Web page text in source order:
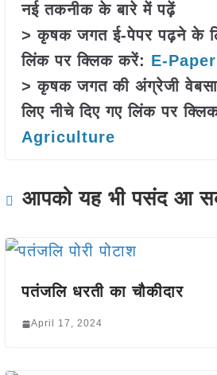
नई तकनीक के बारे में पढ़ें
> कृषक जगत ई-पेपर पढ़ने के
लिंक पर क्लिक करें: E-Paper
> कृषक जगत की अंग्रेजी
लिए नीचे दिए गए लिंक पर
Agriculture
आपको यह भी पसंद आ
पतंजलि धरती का चौकीदार
April 17, 2024